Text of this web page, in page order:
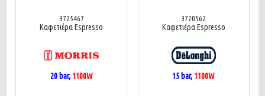
3725467
Καφετιέρα Espresso
20 bar, 1100W
3720562
Καφετιέρα Espresso
15 bar, 1100W